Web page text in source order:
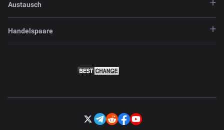
Austausch
Handelspaare